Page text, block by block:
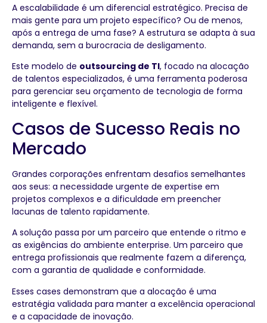
A escalabilidade é um diferencial estratégico. Precisa de
mais gente para um projeto específico? Ou de menos,
após a entrega de uma fase? A estrutura se adapta à sua
demanda, sem a burocracia de desligamento.
Este modelo de outsourcing de TI, focado na alocação
de talentos especializados, é uma ferramenta poderosa
para gerenciar seu orçamento de tecnologia de forma
inteligente e flexível.
Casos de Sucesso Reais no
Mercado
Grandes corporações enfrentam desafios semelhantes
aos seus: a necessidade urgente de expertise em
projetos complexos e a dificuldade em preencher
lacunas de talento rapidamente.
A solução passa por um parceiro que entende o ritmo e
as exigências do ambiente enterprise. Um parceiro que
entrega profissionais que realmente fazem a diferença,
com a garantia de qualidade e conformidade.
Esses cases demonstram que a alocação é uma
estratégia validada para manter a excelência operacional
e a capacidade de inovação.